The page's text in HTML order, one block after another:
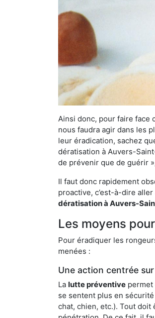
Ainsi donc, pour faire face
nous faudra agir dans les
leur éradication, sachez
dératisation à Auvers-
de prévenir que de guérir
Il faut donc rapidement
proactive, c’est-à-dire
dératisation à Auvers-
Les moyens
Pour éradiquer les
menées :
Une action centrée
La lutte préventive permet
se sentent plus en
chat, chien, etc.). Tout